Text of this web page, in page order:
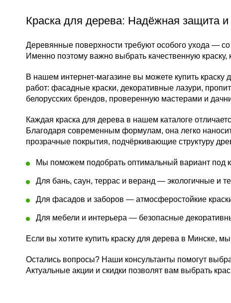
Краска для дерева: Надёжная защита
Деревянные поверхности требуют особого ухода — со
Именно поэтому важно выбрать качественную краску,
В нашем интернет-магазине вы можете купить
работ: фасадные краски, декоративные лазури,
белорусских брендов, проверенную мастерами и
Каждая краска для дерева в нашем каталоге
Благодаря современным формулам, она легко
прозрачные покрытия, подчёркивающие структуру
Мы поможем подобрать оптимальный вариант под
Для бань, саун, террас и веранд — экологичные и
Для фасадов и заборов — атмосферостойкие
Для мебели и интерьера — безопасные
Если вы хотите купить краску для дерева в Минске,
Остались вопросы? Наши консультанты помогут
Актуальные акции и скидки позволят вам выбрать